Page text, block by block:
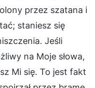
przez szatana i
staniesz się
Jeśli
na Moje słowa,
Mi się. To jest fakt